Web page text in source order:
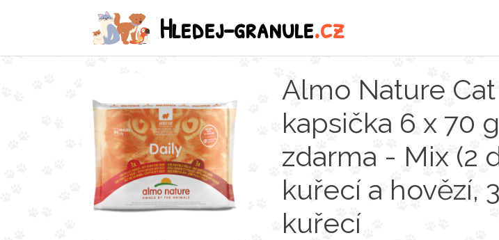
Hledej-granule.cz
Almo Nature
kapsička 6 x 70
zdarma - Mix (2
kuřecí a hovězí,
kuřecí